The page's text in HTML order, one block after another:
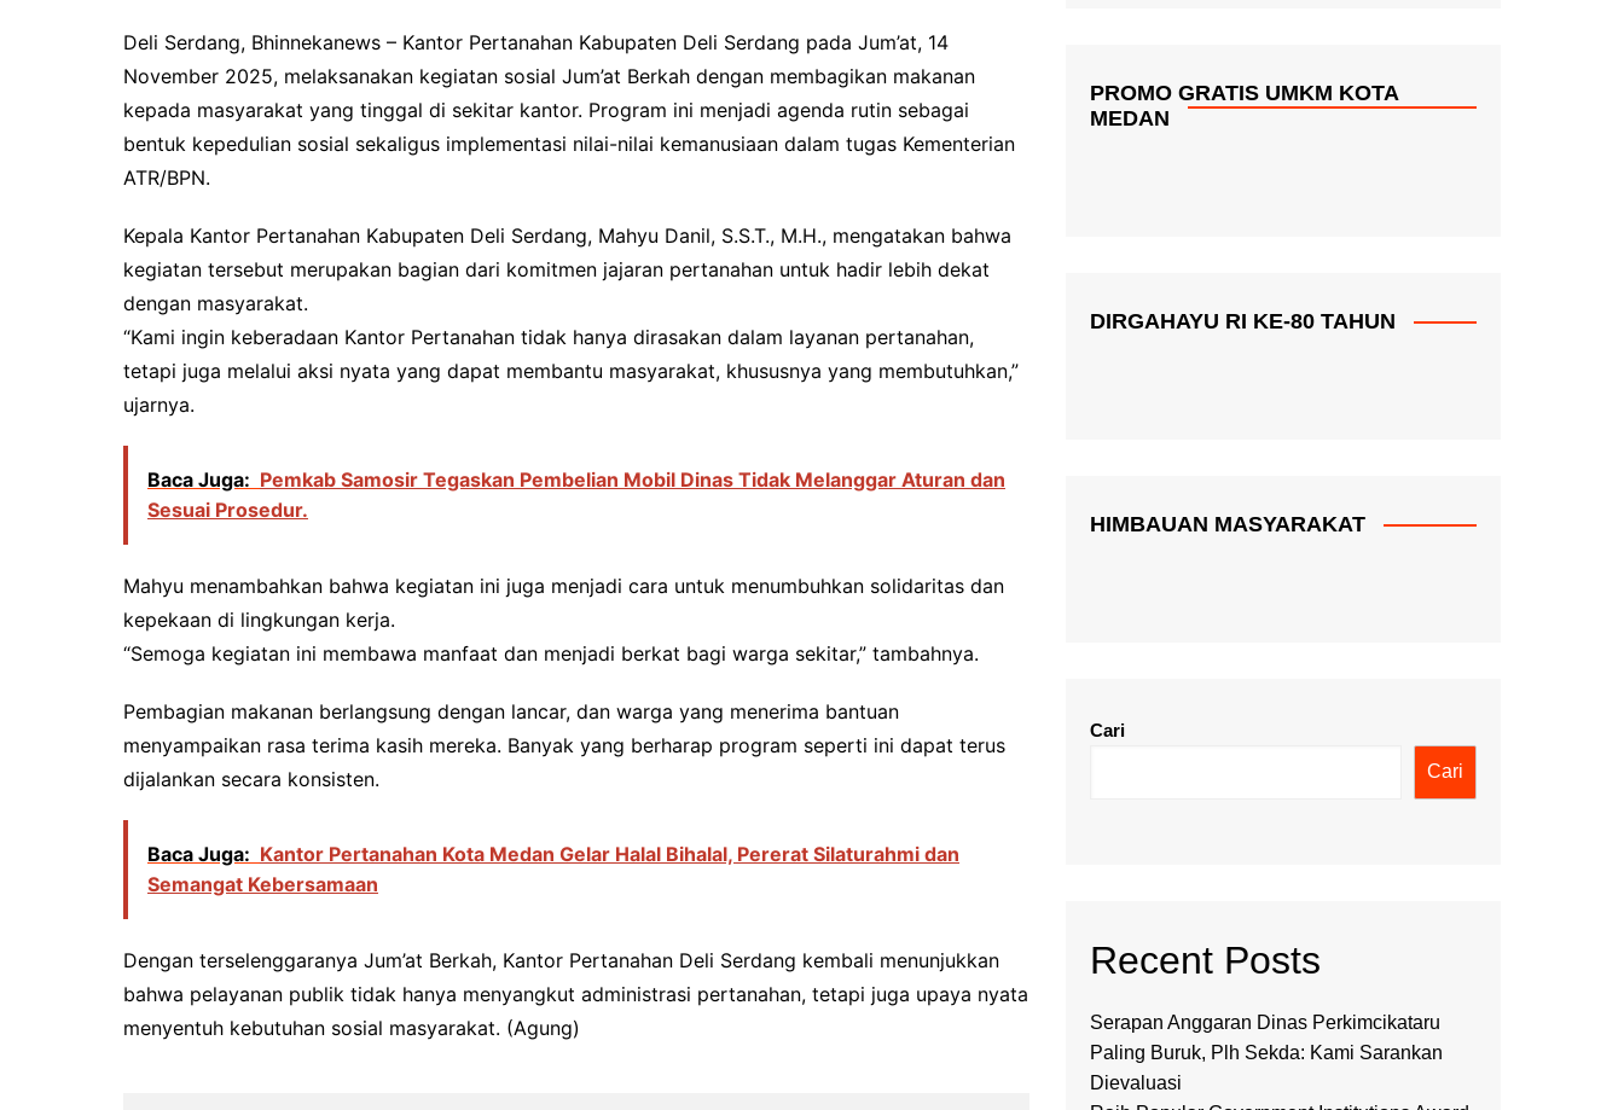
Deli Serdang, Bhinnekanews – Kantor Pertanahan Kabupaten Deli Serdang pada Jum’at, 14
November 2025, melaksanakan kegiatan sosial Jum’at Berkah dengan membagikan makanan
kepada masyarakat yang tinggal di sekitar kantor. Program ini menjadi agenda rutin sebagai
bentuk kepedulian sosial sekaligus implementasi nilai-nilai kemanusiaan dalam tugas Kementerian
ATR/BPN.
Kepala Kantor Pertanahan Kabupaten Deli Serdang, Mahyu Danil, S.S.T., M.H., mengatakan bahwa
kegiatan tersebut merupakan bagian dari komitmen jajaran pertanahan untuk hadir lebih dekat
dengan masyarakat.
“Kami ingin keberadaan Kantor Pertanahan tidak hanya dirasakan dalam layanan pertanahan,
tetapi juga melalui aksi nyata yang dapat membantu masyarakat, khususnya yang membutuhkan,”
ujarnya.
Baca Juga: Pemkab Samosir Tegaskan Pembelian Mobil Dinas Tidak Melanggar Aturan dan
Sesuai Prosedur.
Mahyu menambahkan bahwa kegiatan ini juga menjadi cara untuk menumbuhkan solidaritas dan
kepekaan di lingkungan kerja.
“Semoga kegiatan ini membawa manfaat dan menjadi berkat bagi warga sekitar,” tambahnya.
Pembagian makanan berlangsung dengan lancar, dan warga yang menerima bantuan
menyampaikan rasa terima kasih mereka. Banyak yang berharap program seperti ini dapat terus
dijalankan secara konsisten.
Baca Juga: Kantor Pertanahan Kota Medan Gelar Halal Bihalal, Pererat Silaturahmi dan
Semangat Kebersamaan
Dengan terselenggaranya Jum’at Berkah, Kantor Pertanahan Deli Serdang kembali menunjukkan
bahwa pelayanan publik tidak hanya menyangkut administrasi pertanahan, tetapi juga upaya nyata
menyentuh kebutuhan sosial masyarakat. (Agung)
PROMO GRATIS UMKM KOTA
MEDAN
DIRGAHAYU RI KE-80 TAHUN
HIMBAUAN MASYARAKAT
Cari
Cari
Recent Posts
Serapan Anggaran Dinas Perkimcikataru
Paling Buruk, Plh Sekda: Kami Sarankan
Dievaluasi